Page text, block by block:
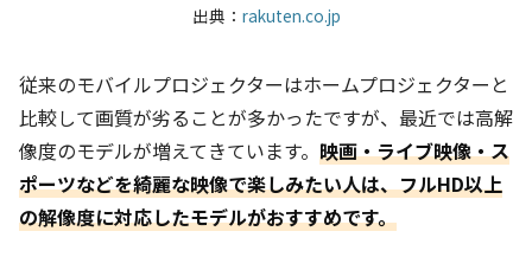
出典： rakuten.co.jp
従来のモバイルプロジェクターはホームプロジェクターと
比較して画質が劣ることが多かったですが、最近では高解
像度のモデルが増えてきています。 映画・ライブ映像・ス
ポーツなどを綺麗な映像で楽しみたい人は、フルHD以上
の解像度に対応したモデルがおすすめです。